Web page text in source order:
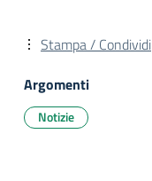
Stampa / Condividi
Argomenti
Notizie